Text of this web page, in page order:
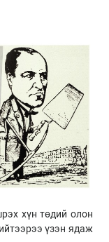
хүн төдий олон
үзэн ядаж